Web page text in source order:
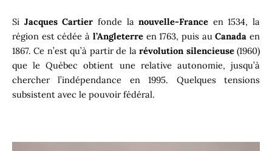
Si Jacques Cartier fonde lanouvelle-France en 1534, la
région est cédée à l’Angleterreen 1763, puis auCanada en
1867. Ce n’est qu’à partir de larévolution silencieuse(1960)
que le Québec obtient une relative autonomie, jusqu’à
chercher l’indépendance en 1995. Quelques tensions
subsistent avec le pouvoir fédéral.